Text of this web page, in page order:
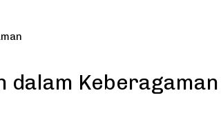
dalam Keberagaman